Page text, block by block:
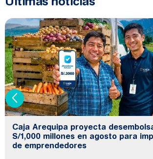
Caja Arequipa proyecta
S/1,000 millones en agosto para
de emprendedores